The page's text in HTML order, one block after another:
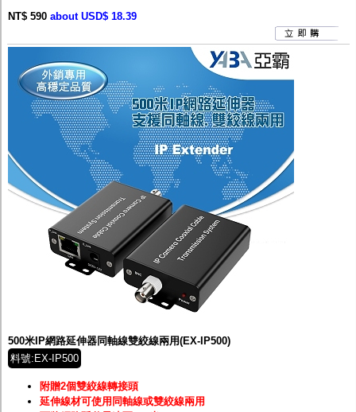
NT$ 590 about USD$ 18.39
500米IP網路延伸器同軸線雙絞線兩用(EX-IP500)
料號:EX-IP500
附贈2個雙絞線轉接頭
延伸線材可使用同軸線或雙絞線兩用